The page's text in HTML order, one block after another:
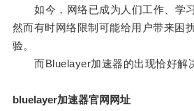
如今，网络已成为人们工作、学习
然而有时网络限制可能给用户带来困
验。
而Bluelayer加速器的出现恰好解决
bluelayer加速器官网网址